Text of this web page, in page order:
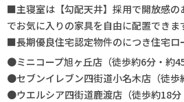
■主寝室は【勾配天井】採用で開放感の
でお気に入りの家具を自由に配置できま
■長期優良住宅認定物件のにつき住宅ロ
●ミニコープ旭ヶ丘店（徒歩約6分・約
●セブンイレブン四街道小名木店（徒歩
●ウエルシア四街道鹿渡店（徒歩約18分